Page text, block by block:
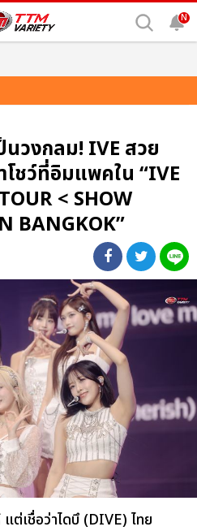
N
วงกลม! IVE สวย
ชว์ที่อิมแพคใน “IVE
< SHOW
BANGKOK”
ต่เชื่อว่าไดบึ (DIVE) ไทย